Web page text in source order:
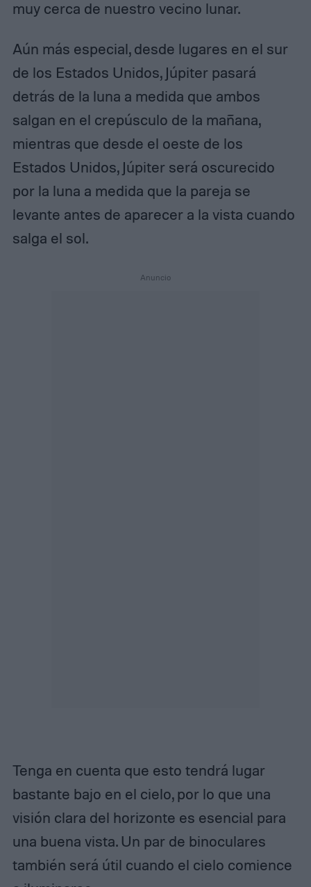
muy cerca de nuestro vecino lunar.
Aún más especial, desde lugares en el sur
de los Estados Unidos, Júpiter pasará
detrás de la luna a medida que ambos
salgan en el crepúsculo de la mañana,
mientras que desde el oeste de los
Estados Unidos, Júpiter será oscurecido
por la luna a medida que la pareja se
levante antes de aparecer a la vista cuando
salga el sol.
Tenga en cuenta que esto tendrá lugar
bastante bajo en el cielo, por lo que una
visión clara del horizonte es esencial para
una buena vista. Un par de binoculares
también será útil cuando el cielo comience